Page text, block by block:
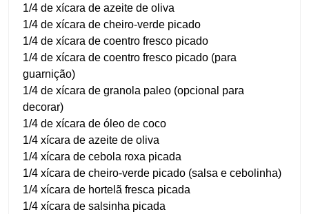
1/4 de xícara de azeite de oliva
1/4 de xícara de cheiro-verde picado
1/4 de xícara de coentro fresco picado
1/4 de xícara de coentro fresco picado (para
guarnição)
1/4 de xícara de granola paleo (opcional para
decorar)
1/4 de xícara de óleo de coco
1/4 xícara de azeite de oliva
1/4 xícara de cebola roxa picada
1/4 xícara de cheiro-verde picado (salsa e cebolinha)
1/4 xícara de hortelã fresca picada
1/4 xícara de salsinha picada